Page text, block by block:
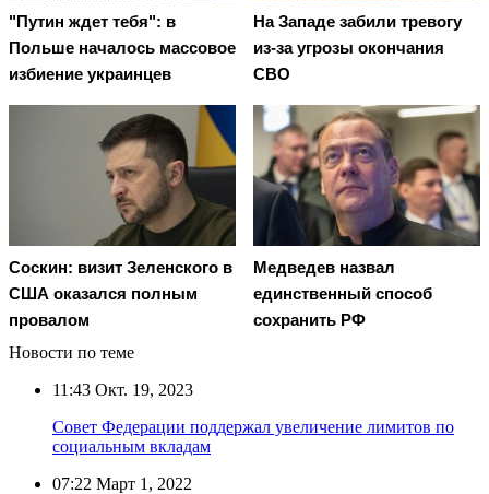
"Путин ждет тебя": в
Польше началось массовое
избиение украинцев
На Западе забили тревогу
из-за угрозы окончания
СВО
Соскин: визит Зеленского в
США оказался полным
провалом
Медведев назвал
единственный способ
сохранить РФ
Новости по теме
11:43 Окт. 19, 2023
Совет Федерации поддержал увеличение лимитов по
социальным вкладам
07:22 Март 1, 2022